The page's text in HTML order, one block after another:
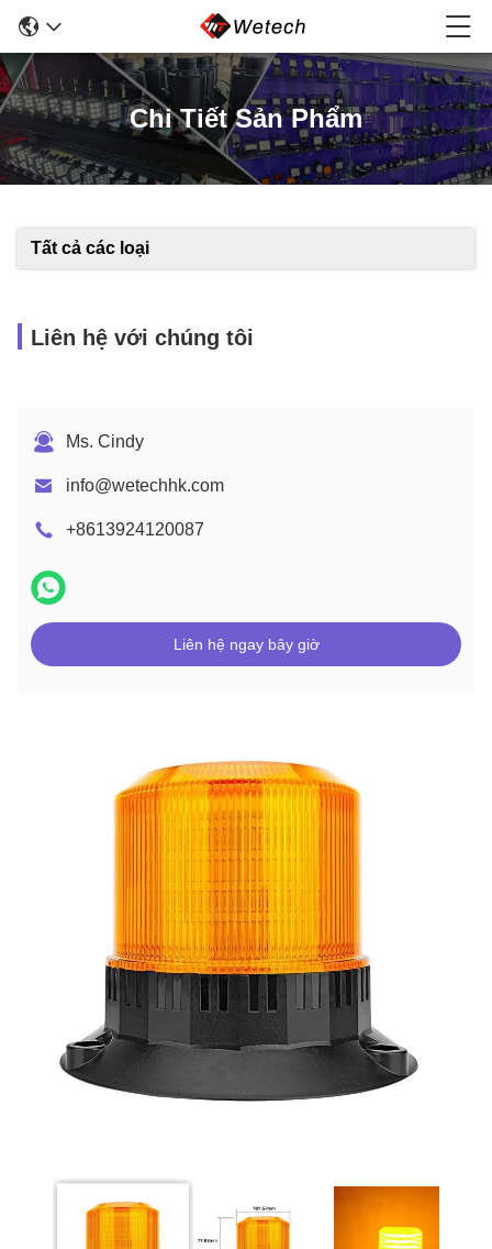
Chi Tiết Sản Phẩm
Tất cả các loại
Liên hệ với chúng tôi
Ms. Cindy
info@wetechhk.com
+8613924120087
Liên hệ ngay bây giờ